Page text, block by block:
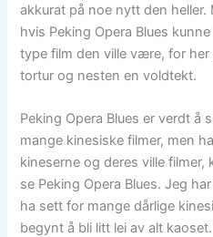
akkurat på noe nytt den
hvis Peking Opera Blues
type film den ville være, for
tortur og nesten en voldtekt.
Peking Opera Blues er verdt å
mange kinesiske filmer, men
kineserne og deres ville
se Peking Opera Blues. Jeg
ha sett for mange dårlige
begynt å bli litt lei av alt